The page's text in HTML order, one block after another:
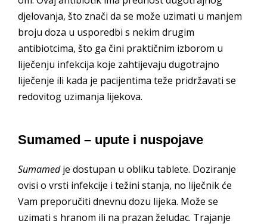
djelovanja, što znači da se može uzimati u manjem
broju doza u usporedbi s nekim drugim
antibiotcima, što ga čini praktičnim izborom u
liječenju infekcija koje zahtijevaju dugotrajno
liječenje ili kada je pacijentima teže pridržavati se
redovitog uzimanja lijekova.
Sumamed – upute i nuspojave
Sumamedje dostupan u obliku tablete. Doziranje
ovisi o vrsti infekcije i težini stanja, no liječnik će
Vam preporučiti dnevnu dozu lijeka. Može se
uzimati s hranom ili na prazan želudac. Trajanje